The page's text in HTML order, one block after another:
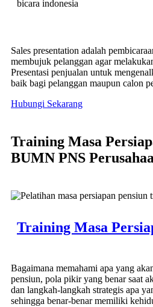
Sales presentation adalah
membujuk pelanggan agar
Presentasi penjualan untuk
baik bagi pelanggan maupun calon
Hubungi Sekarang
Training Masa
BUMN PNS
Training Masa
Bagaimana memahami apa yang
pensiun, pola pikir yang benar saat
dan langkah-langkah strategis apa
sehingga benar-benar memiliki